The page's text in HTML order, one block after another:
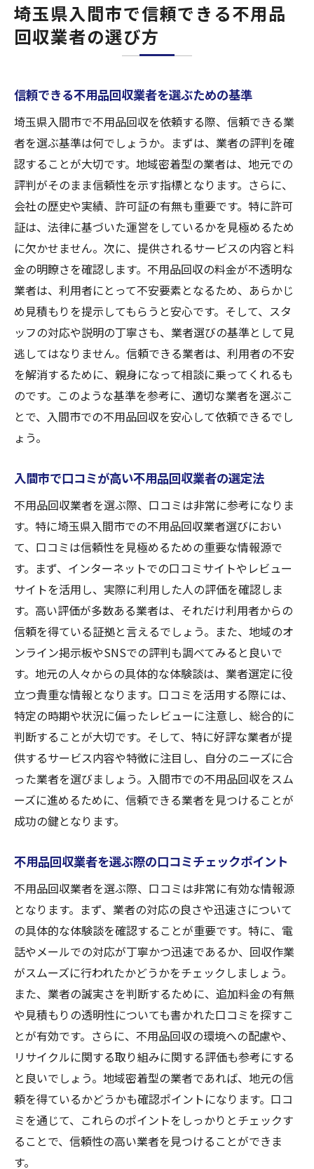
埼玉県入間市で信頼できる不用品
回収業者の選び方
信頼できる不用品回収業者を選ぶための基準
埼玉県入間市で不用品回収を依頼する際、信頼できる業
者を選ぶ基準は何でしょうか。まずは、業者の評判を確
認することが大切です。地域密着型の業者は、地元での
評判がそのまま信頼性を示す指標となります。さらに、
会社の歴史や実績、許可証の有無も重要です。特に許可
証は、法律に基づいた運営をしているかを見極めるため
に欠かせません。次に、提供されるサービスの内容と料
金の明瞭さを確認します。不用品回収の料金が不透明な
業者は、利用者にとって不安要素となるため、あらかじ
め見積もりを提示してもらうと安心です。そして、スタ
ッフの対応や説明の丁寧さも、業者選びの基準として見
逃してはなりません。信頼できる業者は、利用者の不安
を解消するために、親身になって相談に乗ってくれるも
のです。このような基準を参考に、適切な業者を選ぶこ
とで、入間市での不用品回収を安心して依頼できるでし
ょう。
入間市で口コミが高い不用品回収業者の選定法
不用品回収業者を選ぶ際、口コミは非常に参考になりま
す。特に埼玉県入間市での不用品回収業者選びにおい
て、口コミは信頼性を見極めるための重要な情報源で
す。まず、インターネットでの口コミサイトやレビュー
サイトを活用し、実際に利用した人の評価を確認しま
す。高い評価が多数ある業者は、それだけ利用者からの
信頼を得ている証拠と言えるでしょう。また、地域のオ
ンライン掲示板やSNSでの評判も調べてみると良いで
す。地元の人々からの具体的な体験談は、業者選定に役
立つ貴重な情報となります。口コミを活用する際には、
特定の時期や状況に偏ったレビューに注意し、総合的に
判断することが大切です。そして、特に好評な業者が提
供するサービス内容や特徴に注目し、自分のニーズに合
った業者を選びましょう。入間市での不用品回収をスム
ーズに進めるために、信頼できる業者を見つけることが
成功の鍵となります。
不用品回収業者を選ぶ際の口コミチェックポイント
不用品回収業者を選ぶ際、口コミは非常に有効な情報源
となります。まず、業者の対応の良さや迅速さについて
の具体的な体験談を確認することが重要です。特に、電
話やメールでの対応が丁寧かつ迅速であるか、回収作業
がスムーズに行われたかどうかをチェックしましょう。
また、業者の誠実さを判断するために、追加料金の有無
や見積もりの透明性についても書かれた口コミを探すこ
とが有効です。さらに、不用品回収の環境への配慮や、
リサイクルに関する取り組みに関する評価も参考にする
と良いでしょう。地域密着型の業者であれば、地元の信
頼を得ているかどうかも確認ポイントになります。口コ
ミを通じて、これらのポイントをしっかりとチェックす
ることで、信頼性の高い業者を見つけることができま
す。